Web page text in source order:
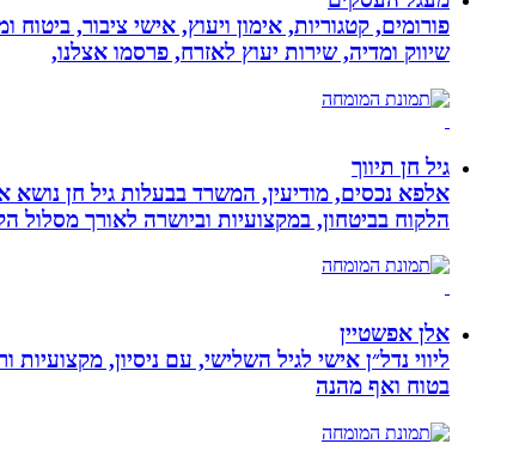
פורומים, קטגוריות, אימון ויעוץ, אישי ציבור,
שיווק ומדיה, שירות יעוץ לאזרח, פרסמו אצלנו,
גיל חן תיווך
אלפא נכסים, מודיעין, המשרד בבעלות גיל חן נושא
הלקוח בביטחון, במקצועיות וביושרה לאורך מסלול
אלן אפשטיין
ליווי נדל״ן אישי לגיל השלישי, עם ניסיון,
בטוח ואף מהנה